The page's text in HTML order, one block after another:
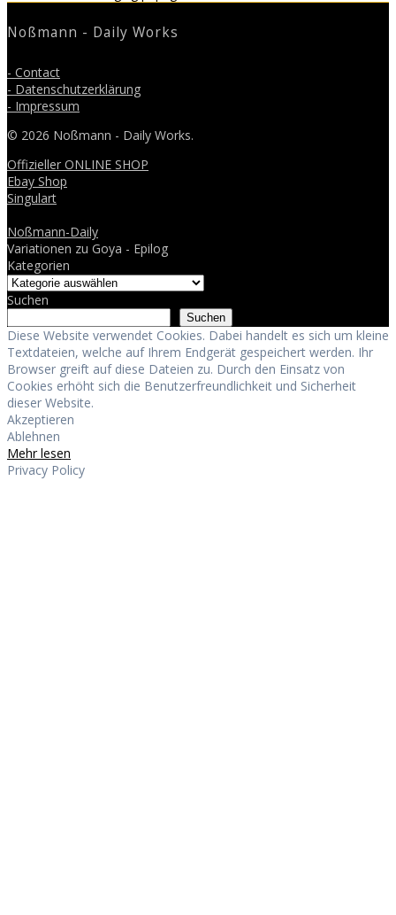
Noßmann - Daily Works
- Contact
- Datenschutzerklärung
- Impressum
© 2026 Noßmann - Daily Works.
Offizieller ONLINE SHOP
Ebay Shop
Singulart
Noßmann-Daily
Variationen zu Goya - Epilog
Kategorien
Suchen
Suchen
Diese Website verwendet Cookies. Dabei handelt es sich um kleine
Textdateien, welche auf Ihrem Endgerät gespeichert werden. Ihr
Browser greift auf diese Dateien zu. Durch den Einsatz von
Cookies erhöht sich die Benutzerfreundlichkeit und Sicherheit
dieser Website.
Akzeptieren
Ablehnen
Mehr lesen
Privacy Policy